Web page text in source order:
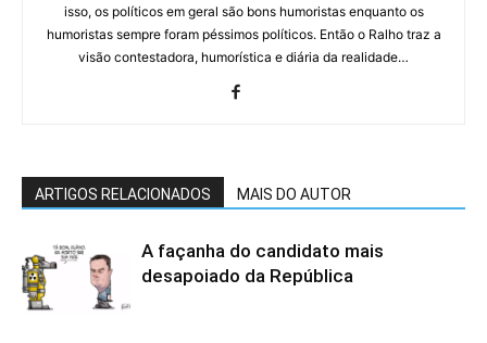
isso, os políticos em geral são bons humoristas enquanto os
humoristas sempre foram péssimos políticos. Então o Ralho traz a
visão contestadora, humorística e diária da realidade…
ARTIGOS RELACIONADOS MAIS DO AUTOR
A façanha do candidato mais
desapoiado da República